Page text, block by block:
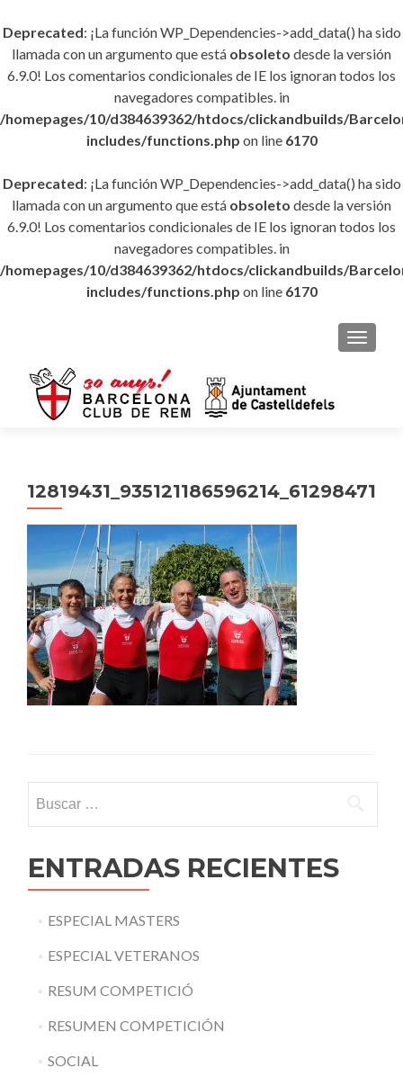
Deprecated: ¡La función WP_Dependencies->add_data() ha sido
llamada con un argumento que está obsoleto desde la versión
6.9.0! Los comentarios condicionales de IE los ignoran todos los
navegadores compatibles. in
/homepages/10/d384639362/htdocs/clickandbuilds/
includes/functions.php on line 6170
Deprecated: ¡La función WP_Dependencies->add_data() ha sido
llamada con un argumento que está obsoleto desde la versión
6.9.0! Los comentarios condicionales de IE los ignoran todos los
navegadores compatibles. in
/homepages/10/d384639362/htdocs/clickandbuilds/
includes/functions.php on line 6170
ENTRADAS RECIENTES
ESPECIAL MASTERS
ESPECIAL VETERANOS
RESUM COMPETICIÓ
RESUMEN COMPETICIÓN
SOCIAL